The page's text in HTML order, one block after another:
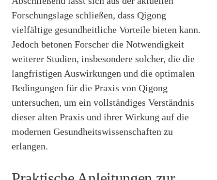
Forschungslage schließen, dass Qigong
vielfältige gesundheitliche Vorteile bieten kann.
Jedoch betonen Forscher die Notwendigkeit
weiterer Studien, insbesondere solcher, die die
langfristigen Auswirkungen und die optimalen
Bedingungen für die Praxis von Qigong
untersuchen, um ein vollständiges Verständnis
dieser alten Praxis und ihrer Wirkung auf die
modernen Gesundheitswissenschaften zu
erlangen.